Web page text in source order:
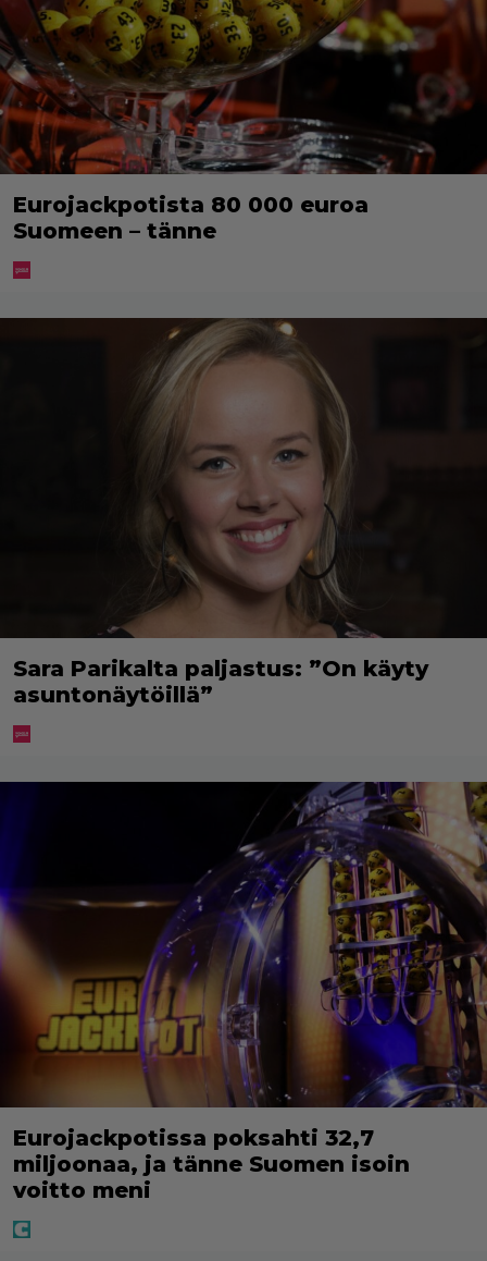
Eurojackpotista 80 000 euroa
Suomeen – tänne
Sara Parikalta paljastus: ”On käyty
asuntonäytöillä”
Eurojackpotissa poksahti 32,7
miljoonaa, ja tänne Suomen isoin
voitto meni